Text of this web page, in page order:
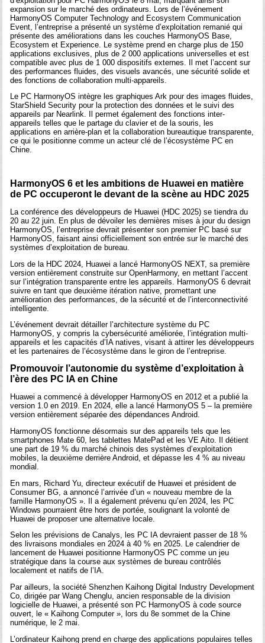
expansion sur le marché des ordinateurs. Lors de l’événement
HarmonyOS Computer Technology and Ecosystem Communication
Event, l’entreprise a présenté un système d’exploitation remanié qui
présente des améliorations dans les couches HarmonyOS Base,
Ecosystem et Experience. Le système prend en charge plus de 150
applications exclusives, plus de 2 000 applications universelles et est
compatible avec plus de 1 000 dispositifs externes. Il met l’accent sur
des performances fluides, des visuels avancés, une sécurité solide et
des fonctions de collaboration multi-appareils.
Le PC HarmonyOS intègre les graphiques Ark pour des images fluides,
StarShield Security pour la protection des données et le suivi des
appareils par Nearlink. Il permet également des fonctions inter-
appareils telles que le partage du clavier et de la souris, les
applications en arrière-plan et la collaboration bureautique transparente,
ce qui le positionne comme un acteur clé de l’écosystème PC en
Chine.
HarmonyOS 6 et les ambitions de Huawei en matière
de PC occuperont le devant de la scène au HDC 2025
La conférence des développeurs de Huawei (HDC 2025) se tiendra du
20 au 22 juin. En plus de dévoiler les dernières mises à jour du design
HarmonyOS, l’entreprise devrait présenter son premier PC basé sur
HarmonyOS, faisant ainsi officiellement son entrée sur le marché des
systèmes d’exploitation de bureau.
Lors de la HDC 2024, Huawei a lancé HarmonyOS NEXT, sa première
version entièrement construite sur OpenHarmony, en mettant l’accent
sur l’intégration transparente entre les appareils. HarmonyOS 6 devrait
suivre en tant que deuxième itération native, promettant une
amélioration des performances, de la sécurité et de l’interconnectivité
intelligente.
L’événement devrait détailler l’architecture système du PC
HarmonyOS, y compris la cybersécurité améliorée, l’intégration multi-
appareils et les capacités d’IA natives, visant à attirer les développeurs
et les partenaires de l’écosystème dans le giron de l’entreprise.
Promouvoir l’autonomie du système d’exploitation à
l’ère des PC IA en Chine
Huawei a commencé à développer HarmonyOS en 2012 et a publié la
version 1.0 en 2019. En 2024, elle a lancé HarmonyOS 5 – la première
version entièrement séparée des dépendances Android.
HarmonyOS fonctionne désormais sur des appareils tels que les
smartphones Mate 60, les tablettes MatePad et les VE Aito. Il détient
une part de 19 % du marché chinois des systèmes d’exploitation
mobiles, la deuxième derrière Android, et dépasse les 4 % au niveau
mondial.
En mars, Richard Yu, directeur exécutif de Huawei et président de
Consumer BG, a annoncé l’arrivée d’un « nouveau membre de la
famille HarmonyOS ». Il a également prévenu qu’en 2024, les PC
Windows pourraient être hors de portée, soulignant la volonté de
Huawei de proposer une alternative locale.
Selon les prévisions de Canalys, les PC IA devraient passer de 18 %
des livraisons mondiales en 2024 à 40 % en 2025. Le calendrier de
lancement de Huawei positionne HarmonyOS PC comme un jeu
stratégique dans la course aux systèmes de bureau contrôlés
localement et natifs de l’IA.
Par ailleurs, la société Shenzhen Kaihong Digital Industry Development
Co, dirigée par Wang Chenglu, ancien responsable de la division
logicielle de Huawei, a présenté son PC HarmonyOS à code source
ouvert, le « Kaihong Computer », lors du 8e sommet de la Chine
numérique, le 2 mai.
L’ordinateur Kaihong prend en charge des applications populaires telles